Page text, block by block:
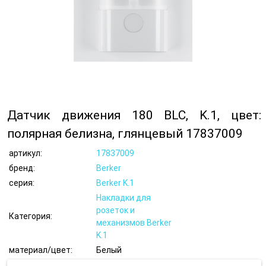
Датчик движения 180 BLC, K.1, цвет:
полярная белизна, глянцевый 17837009
артикул:
17837009
бренд:
Berker
серия:
Berker K.1
Категория:
Накладки для
розеток и
механизмов Berker
K.1
материал/цвет:
Белый